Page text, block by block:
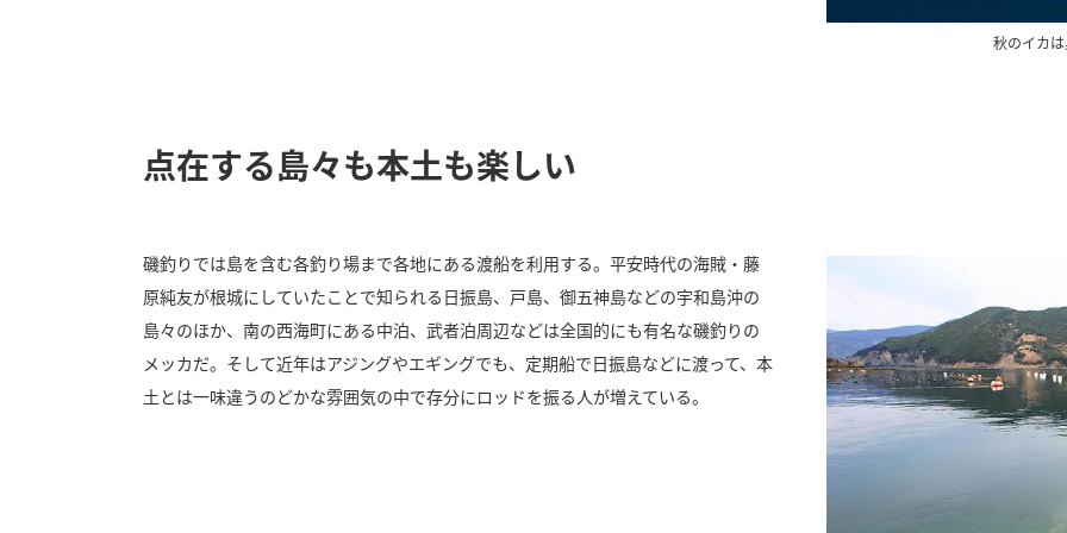
秋のイカ
点在する島々も本土も楽しい
磯釣りでは島を含む各釣り場まで各地にある渡船を利用する。平安時代の海賊・藤
原純友が根城にしていたことで知られる日振島、戸島、御五神島などの宇和島沖の
島々のほか、南の西海町にある中泊、武者泊周辺などは全国的にも有名な磯釣りの
メッカだ。そして近年はアジングやエギングでも、定期船で日振島などに渡って、本
土とは一味違うのどかな雰囲気の中で存分にロッドを振る人が増えている。